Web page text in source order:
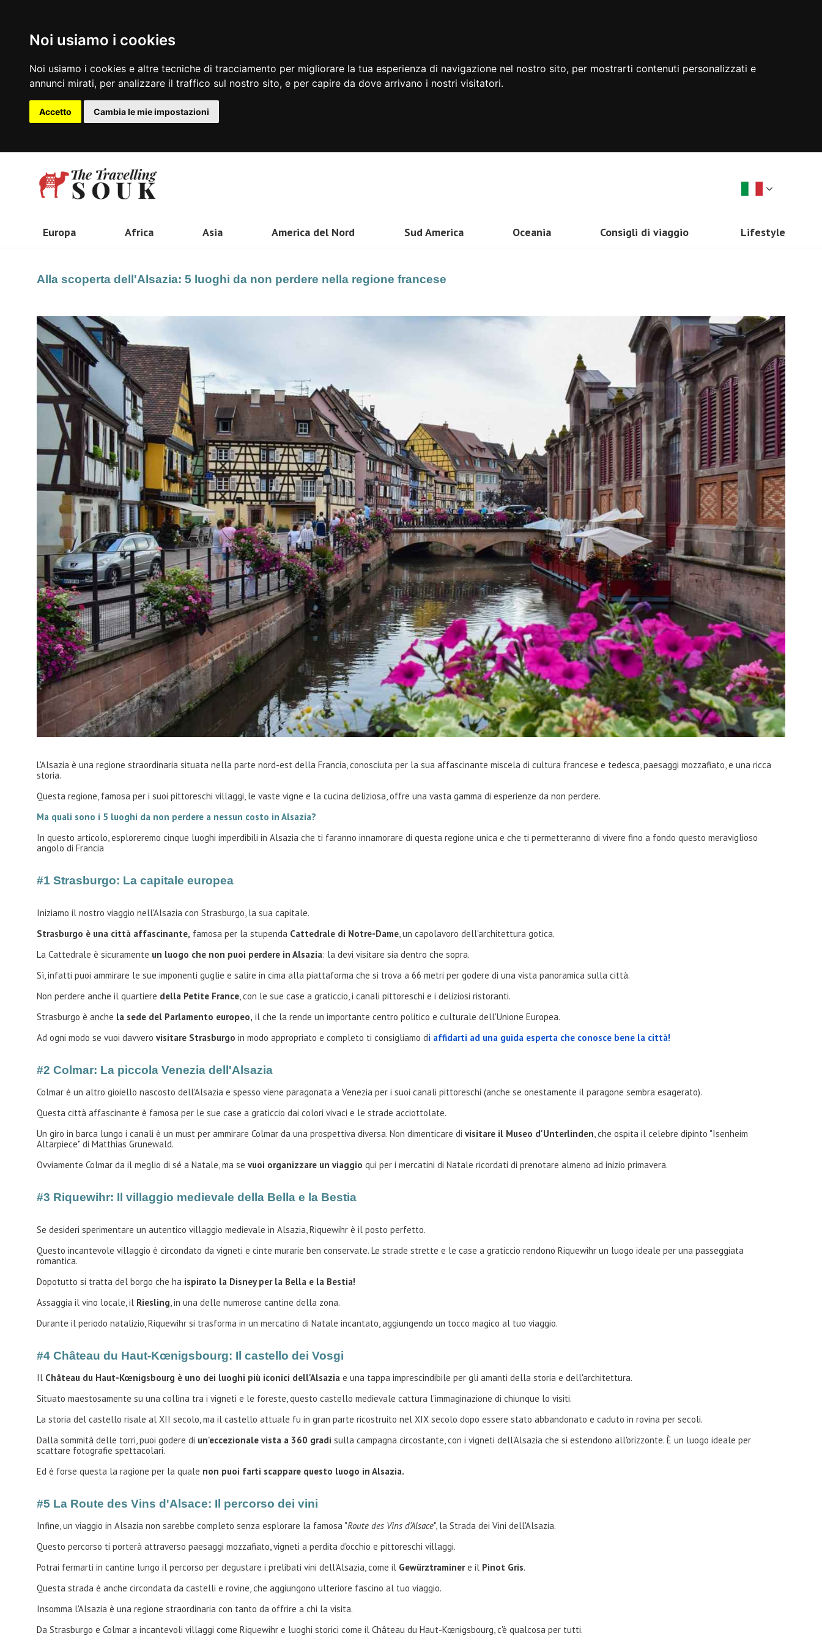
Noi usiamo i cookies
Noi usiamo i cookies e altre tecniche di tracciamento per migliorare la tua esperienza di navigazione nel nostro sito, per mostrarti contenuti personalizzati e
annunci mirati, per analizzare il traffico sul nostro sito, e per capire da dove arrivano i nostri visitatori.
Accetto Cambia le mie impostazioni
Europa
Italia
Regno Unito
Spagna
Malta
Portogallo
Grecia
Belgio
Austria
Romania
Norvegia
Slovenia
Svezia
Germania
Balcani
Islanda
Irlanda
Polonia
Danimarca
Svizzera
Africa
Sud Africa
Namibia
Egitto
Tunisia
Madagascar
Asia
Taiwan
India
Myanmar
Hong Kong
Maldive
Filippine
Giappone
Cambogia
America del Nord
Messico
Sud America
Perù
Oceania Consigli di viaggio
Elenco Stati del Mondo
Vacanza Rovinata
Mimom Magazine
Viaggi invernali al caldo: 5 idee per
quest'anno
La storia di Veronica, da Blogger a CEO di
successo
Navigare nelle Storie: L'Impatto dei Blog
di Viaggio sul Tur
Viaggi di Lusso: Esplora il Mondo con
MoltoUomo.it
Souvenir dal Mondo per le Vacanze
Lifestyle
Alla scoperta dell'Alsazia: 5 luoghi da non perdere nella regione francese
L'Alsazia è una regione straordinaria situata nella parte nord-est della Francia, conosciuta per la sua affascinante miscela di cultura francese e tedesca, paesaggi mozzafiato, e una ricca
storia.
Questa regione, famosa per i suoi pittoreschi villaggi, le vaste vigne e la cucina deliziosa, offre una vasta gamma di esperienze da non perdere.
Ma quali sono i 5 luoghi da non perdere a nessun costo in Alsazia?
In questo articolo, esploreremo cinque luoghi imperdibili in Alsazia che ti faranno innamorare di questa regione unica e che ti permetteranno di vivere fino a fondo questo meraviglioso
angolo di Francia
#1 Strasburgo: La capitale europea
Iniziamo il nostro viaggio nell'Alsazia con Strasburgo, la sua capitale.
Strasburgo è una città affascinante, famosa per la stupenda Cattedrale di Notre-Dame, un capolavoro dell'architettura gotica.
La Cattedrale è sicuramente un luogo che non puoi perdere in Alsazia: la devi visitare sia dentro che sopra.
Sì, infatti puoi ammirare le sue imponenti guglie e salire in cima alla piattaforma che si trova a 66 metri per godere di una vista panoramica sulla città.
Non perdere anche il quartiere della Petite France, con le sue case a graticcio, i canali pittoreschi e i deliziosi ristoranti.
Strasburgo è anche la sede del Parlamento europeo, il che la rende un importante centro politico e culturale dell'Unione Europea.
Ad ogni modo se vuoi davvero visitare Strasburgo in modo appropriato e completo ti consigliamo di affidarti ad una guida esperta che conosce bene la città!
#2 Colmar: La piccola Venezia dell'Alsazia
Colmar è un altro gioiello nascosto dell'Alsazia e spesso viene paragonata a Venezia per i suoi canali pittoreschi (anche se onestamente il paragone sembra esagerato).
Questa città affascinante è famosa per le sue case a graticcio dai colori vivaci e le strade acciottolate.
Un giro in barca lungo i canali è un must per ammirare Colmar da una prospettiva diversa. Non dimenticare di visitare il Museo d'Unterlinden, che ospita il celebre dipinto "Isenheim
Altarpiece" di Matthias Grünewald.
Ovviamente Colmar da il meglio di sé a Natale, ma se vuoi organizzare un viaggio qui per i mercatini di Natale ricordati di prenotare almeno ad inizio primavera.
#3 Riquewihr: Il villaggio medievale della Bella e la Bestia
Se desideri sperimentare un autentico villaggio medievale in Alsazia, Riquewihr è il posto perfetto.
Questo incantevole villaggio è circondato da vigneti e cinte murarie ben conservate. Le strade strette e le case a graticcio rendono Riquewihr un luogo ideale per una passeggiata
romantica.
Dopotutto si tratta del borgo che ha ispirato la Disney per la Bella e la Bestia!
Assaggia il vino locale, il Riesling, in una delle numerose cantine della zona.
Durante il periodo natalizio, Riquewihr si trasforma in un mercatino di Natale incantato, aggiungendo un tocco magico al tuo viaggio.
#4 Château du Haut-Kœnigsbourg: Il castello dei Vosgi
Il Château du Haut-Kœnigsbourg è uno dei luoghi più iconici dell'Alsazia e una tappa imprescindibile per gli amanti della storia e dell'architettura.
Situato maestosamente su una collina tra i vigneti e le foreste, questo castello medievale cattura l'immaginazione di chiunque lo visiti.
La storia del castello risale al XII secolo, ma il castello attuale fu in gran parte ricostruito nel XIX secolo dopo essere stato abbandonato e caduto in rovina per secoli.
Dalla sommità delle torri, puoi godere di un'eccezionale vista a 360 gradi sulla campagna circostante, con i vigneti dell'Alsazia che si estendono all'orizzonte. È un luogo ideale per
scattare fotografie spettacolari.
Ed è forse questa la ragione per la quale non puoi farti scappare questo luogo in Alsazia.
#5 La Route des Vins d'Alsace: Il percorso dei vini
Infine, un viaggio in Alsazia non sarebbe completo senza esplorare la famosa "Route des Vins d'Alsace", la Strada dei Vini dell'Alsazia.
Questo percorso ti porterà attraverso paesaggi mozzafiato, vigneti a perdita d'occhio e pittoreschi villaggi.
Potrai fermarti in cantine lungo il percorso per degustare i prelibati vini dell'Alsazia, come il Gewürztraminere il Pinot Gris.
Questa strada è anche circondata da castelli e rovine, che aggiungono ulteriore fascino al tuo viaggio.
Insomma l'Alsazia è una regione straordinaria con tanto da offrire a chi la visita.
Da Strasburgo e Colmar a incantevoli villaggi come Riquewihr e luoghi storici come il Château du Haut-Kœnigsbourg, c'è qualcosa per tutti.